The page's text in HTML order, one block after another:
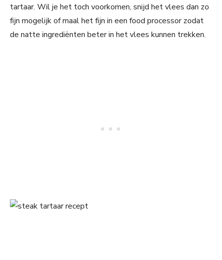
tartaar. Wil je het toch voorkomen, snijd het vlees dan zo
fijn mogelijk of maal het fijn in een food processor zodat
de natte ingrediënten beter in het vlees kunnen trekken.